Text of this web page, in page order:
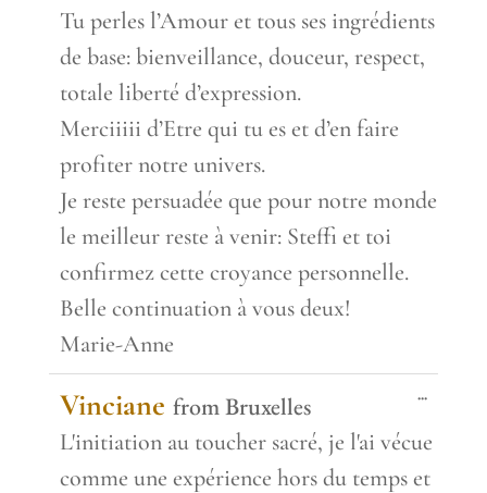
Tu perles l’Amour et tous ses ingrédients
de base: bienveillance, douceur, respect,
totale liberté d’expression.
Merciiiii d’Etre qui tu es et d’en faire
profiter notre univers.
Je reste persuadée que pour notre monde
le meilleur reste à venir: Steffi et toi
confirmez cette croyance personnelle.
Belle continuation à vous deux!
Marie-Anne
Vinciane fromBruxelles
L'initiation au toucher sacré, je l'ai vécue
comme une expérience hors du temps et
...Toggle